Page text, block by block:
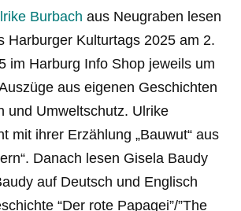
Burbach aus Neugraben lesen
Harburger Kulturtags 2025 am 2.
im Harburg Info Shop jeweils um
aus eigenen Geschichten
und Umweltschutz. Ulrike
mit ihrer Erzählung „Bauwut“ aus
Danach lesen Gisela Baudy
auf Deutsch und Englisch
“Der rote Papagei”/”The